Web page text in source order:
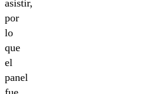
asistir,
por
lo
que
el
panel